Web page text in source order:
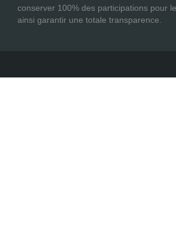
conserver 100% des participations pour
ainsi garantir une totale transparence.